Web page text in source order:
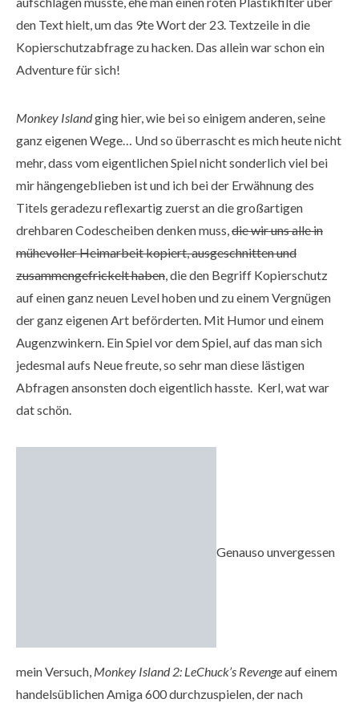
den Text hielt, um das 9te Wort der 23. Textzeile in die
Kopierschutzabfrage zu hacken. Das allein war schon ein
Adventure für sich!
Monkey Islandging hier, wie bei so einigem anderen, seine
ganz eigenen Wege… Und so überrascht es mich heute nicht
mehr, dass vom eigentlichen Spiel nicht sonderlich viel bei
mir hängengeblieben ist und ich bei der Erwähnung des
Titels geradezu reflexartig zuerst an die großartigen
drehbaren Codescheiben denken muss,die wir uns alle in
mühevoller Heimarbeit kopiert, ausgeschnitten und
zusammengefrickelt haben, die den Begriff Kopierschutz
auf einen ganz neuen Level hoben und zu einem Vergnügen
der ganz eigenen Art beförderten. Mit Humor und einem
Augenzwinkern. Ein Spiel vor dem Spiel, auf das man sich
jedesmal aufs Neue freute, so sehr man diese lästigen
Abfragen ansonsten doch eigentlich hasste. Kerl, wat war
dat schön.
Genauso unvergessen
mein Versuch, Monkey Island 2: LeChuck’s Revengeauf einem
handelsüblichen Amiga 600 durchzuspielen, der nach